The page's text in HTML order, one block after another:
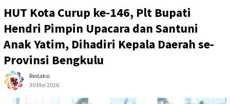
HUT Kota Curup ke-146, Plt Bupati
Hendri Pimpin Upacara dan Santuni
Anak Yatim, Dihadiri Kepala Daerah se-
Provinsi Bengkulu
Redaksi
30 Mei 2026